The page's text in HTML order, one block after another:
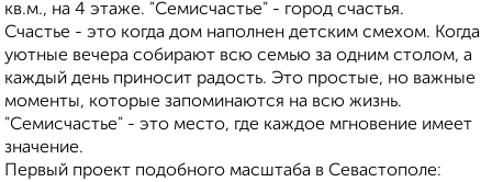
кв.м., на 4 этаже. "Семисчастье" - город счастья.
Счастье - это когда дом наполнен детским смехом. Когда
уютные вечера собирают всю семью за одним столом, а
каждый день приносит радость. Это простые, но важные
моменты, которые запоминаются на всю жизнь.
"Семисчастье" - это место, где каждое мгновение имеет
значение.
Первый проект подобного масштаба в Севастополе: